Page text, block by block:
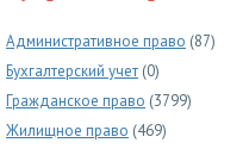
Административное право (87)
Бухгалтерский учет (0)
Гражданское право (3799)
Жилищное право (469)